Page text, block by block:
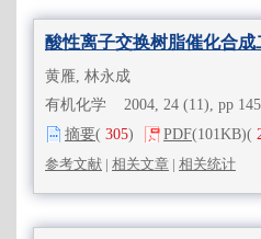
酸性离子交换树脂催化合
黄雁, 林永成
有机化学 2004, 24 (11), pp
摘要( 305) PDF(101KB)(
参考文献 | 相关文章 | 相关统计